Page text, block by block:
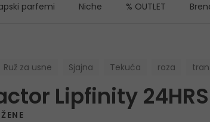
parfemi Niche % OUTLET
Ruž za usne Sjajna Tekuća roza
Lipfinity